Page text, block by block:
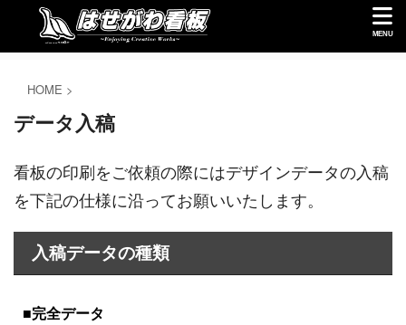
HOME >
データ入稿
看板の印刷をご依頼の際にはデザインデータの入稿
を下記の仕様に沿ってお願いいたします。
入稿データの種類
■完全データ